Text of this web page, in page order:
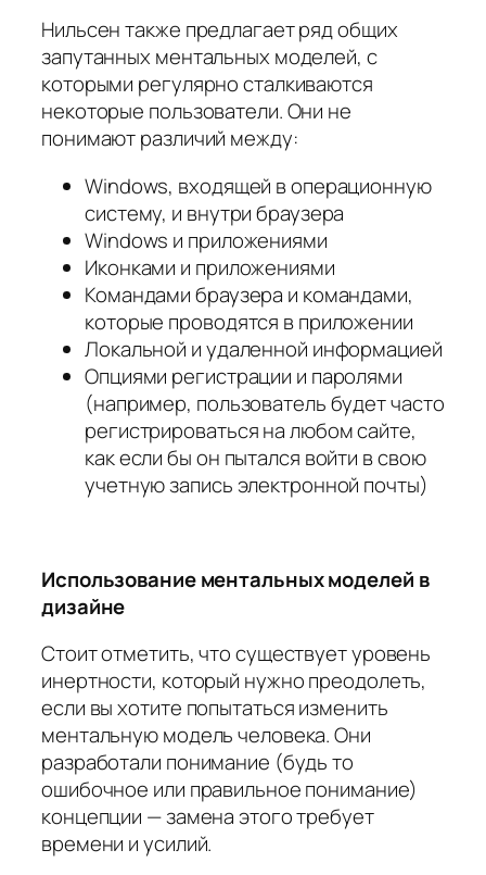
Нильсен также предлагает ряд общих
запутанных ментальных моделей, с
которыми регулярно сталкиваются
некоторые пользователи. Они не
понимают различий между:
Windows, входящей в операционную
систему, и внутри браузера
Windows и приложениями
Иконками и приложениями
Командами браузера и командами,
которые проводятся в приложении
Локальной и удаленной информацией
Опциями регистрации и паролями
(например, пользователь будет часто
регистрироваться на любом сайте,
как если бы он пытался войти в свою
учетную запись электронной почты)
Использование ментальных моделей в
дизайне
Стоит отметить, что существует уровень
инертности, который нужно преодолеть,
если вы хотите попытаться изменить
ментальную модель человека. Они
разработали понимание (будь то
ошибочное или правильное понимание)
концепции — замена этого требует
времени и усилий.